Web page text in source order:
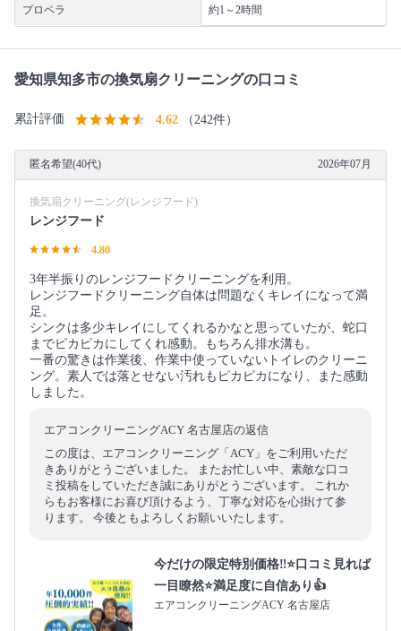
プロペラ 約1～2時間
愛知県知多市の換気扇クリーニングの口コミ
累計評価 4.62 （242件）
匿名希望(40代) 2026年07月
換気扇クリーニング(レンジフード)
レンジフード
4.80
3年半振りのレンジフードクリーニングを利用。
レンジフードクリーニング自体は問題なくキレイになって満
足。
シンクは多少キレイにしてくれるかなと思っていたが、蛇口
までピカピカにしてくれ感動。もちろん排水溝も。
一番の驚きは作業後、作業中使っていないトイレのクリーニ
ング。素人では落とせない汚れもピカピカになり、また感動
しました。
エアコンクリーニングACY 名古屋店の返信
この度は、エアコンクリーニング「ACY」をご利用いただ
きありがとうございました。 またお忙しい中、素敵な口コ
ミ投稿をしていただき誠にありがとうございます。 これか
らもお客様にお喜び頂けるよう、丁寧な対応を心掛けて参
ります。 今後ともよろしくお願いいたします。
今だけの限定特別価格‼️⭐口コミ見れば
一目瞭然⭐満足度に自信あり👍
エアコンクリーニングACY 名古屋店